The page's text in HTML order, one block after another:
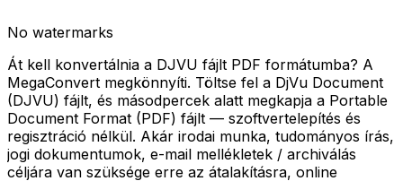
No watermarks
Át kell konvertálnia a DJVU fájlt PDF formátumba? A
MegaConvert megkönnyíti. Töltse fel a DjVu Document
(DJVU) fájlt, és másodpercek alatt megkapja a Portable
Document Format (PDF) fájlt — szoftvertelepítés és
regisztráció nélkül. Akár irodai munka, tudományos írás,
jogi dokumentumok, e-mail mellékletek / archiválás
céljára van szüksége erre az átalakításra, online